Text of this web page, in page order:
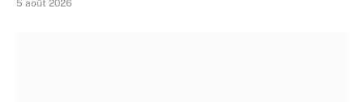
5 août 2026